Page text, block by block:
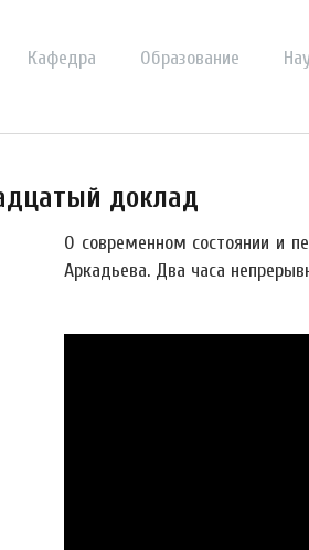
Кафедра Образование
доклад
О современном состоянии и
Аркадьева. Два часа